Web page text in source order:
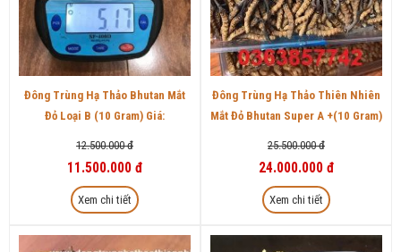
Đông Trùng Hạ Thảo Bhutan Mắt
Đỏ Loại B (10 Gram) Giá:
12.500.000 đ
11.500.000 đ
Xem chi tiết
Đông Trùng Hạ Thảo Thiên Nhiên
Mắt Đỏ Bhutan Super A +(10 Gram)
25.500.000 đ
24.000.000 đ
Xem chi tiết